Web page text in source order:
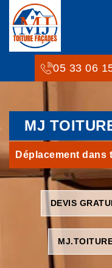
05 33 06
MJ
Déplacement dans
DEVIS